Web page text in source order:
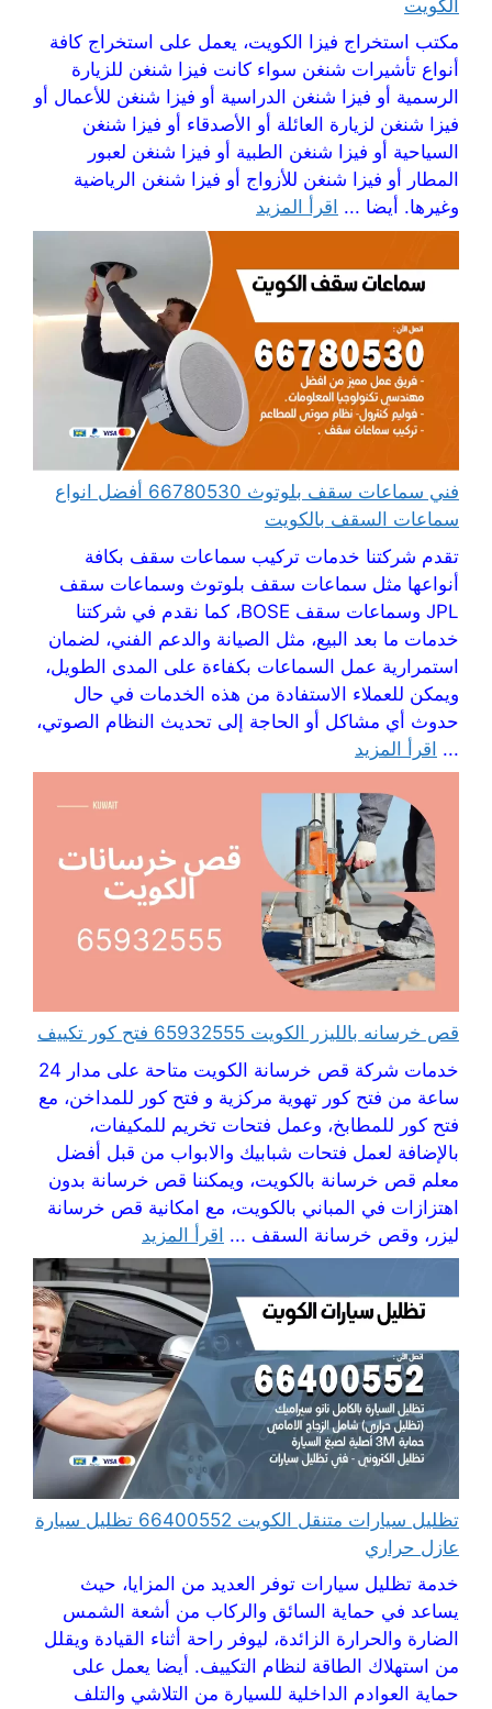
الكويت
مكتب استخراج فيزا الكويت، يعمل على استخراج كافة
أنواع تأشيرات شنغن سواء كانت فيزا شنغن للزيارة
الرسمية أو فيزا شنغن الدراسية أو فيزا شنغن للأعمال أو
فيزا شنغن لزيارة العائلة أو الأصدقاء أو فيزا شنغن
السياحية أو فيزا شنغن الطبية أو فيزا شنغن لعبور
المطار أو فيزا شنغن للأزواج أو فيزا شنغن الرياضية
وغيرها. أيضا ... اقرأ المزيد
فني سماعات سقف بلوتوث 66780530 أفضل انواع
سماعات السقف بالكويت
تقدم شركتنا خدمات تركيب سماعات سقف بكافة
أنواعها مثل سماعات سقف بلوتوث وسماعات سقف
JPL وسماعات سقف BOSE، كما نقدم في شركتنا
خدمات ما بعد البيع، مثل الصيانة والدعم الفني، لضمان
استمرارية عمل السماعات بكفاءة على المدى الطويل،
ويمكن للعملاء الاستفادة من هذه الخدمات في حال
حدوث أي مشاكل أو الحاجة إلى تحديث النظام الصوتي،
... اقرأ المزيد
قص خرسانه بالليزر الكويت 65932555 فتح كور تكييف
خدمات شركة قص خرسانة الكويت متاحة على مدار 24
ساعة من فتح كور تهوية مركزية و فتح كور للمداخن، مع
فتح كور للمطابخ، وعمل فتحات تخريم للمكيفات،
بالإضافة لعمل فتحات شبابيك والابواب من قبل أفضل
معلم قص خرسانة بالكويت، ويمكننا قص خرسانة بدون
اهتزازات في المباني بالكويت، مع امكانية قص خرسانة
ليزر، وقص خرسانة السقف ... اقرأ المزيد
تظليل سيارات متنقل الكويت 66400552 تظليل سيارة
عازل حراري
خدمة تظليل سيارات توفر العديد من المزايا، حيث
يساعد في حماية السائق والركاب من أشعة الشمس
الضارة والحرارة الزائدة، ليوفر راحة أثناء القيادة ويقلل
من استهلاك الطاقة لنظام التكييف. أيضا يعمل على
حماية العوادم الداخلية للسيارة من التلاشي والتلف